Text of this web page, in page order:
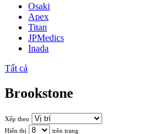
Osaki
Apex
Titan
JPMedics
Inada
Tất cả
Brookstone
Xếp theo
Hiển thị
trên trang